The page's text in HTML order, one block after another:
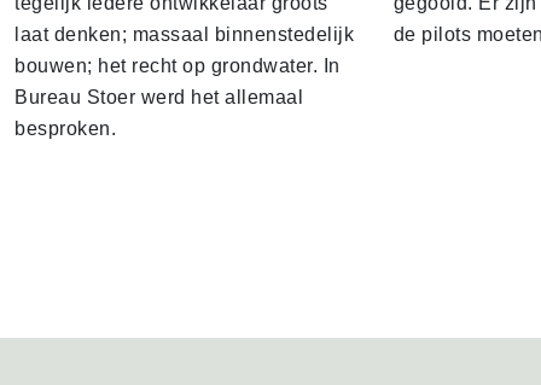
laat denken; massaal binnenstedelijk
bouwen; het recht op grondwater. In
Bureau Stoer werd het allemaal
besproken.
de pilots